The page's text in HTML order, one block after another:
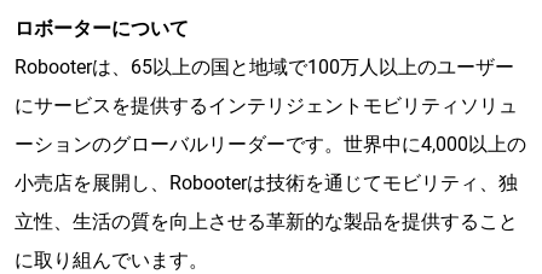
ロボーターについて
Robooterは、65以上の国と地域で100万人以上のユーザー
にサービスを提供するインテリジェントモビリティソリュ
ーションのグローバルリーダーです。世界中に4,000以上の
小売店を展開し、Robooterは技術を通じてモビリティ、独
立性、生活の質を向上させる革新的な製品を提供すること
に取り組んでいます。